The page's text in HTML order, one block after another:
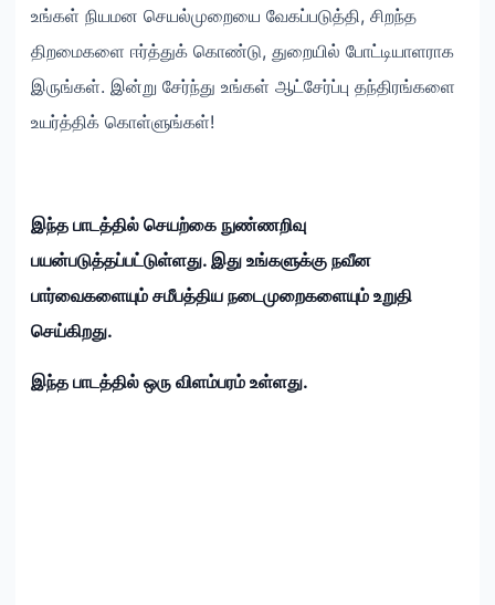
உங்கள் நியமன செயல்முறையை வேகப்படுத்தி, சிறந்த
திறமைகளை ஈர்த்துக் கொண்டு, துறையில் போட்டியாளராக
இருங்கள். இன்று சேர்ந்து உங்கள் ஆட்சேர்ப்பு தந்திரங்களை
உயர்த்திக் கொள்ளுங்கள்!
இந்த பாடத்தில் செயற்கை நுண்ணறிவு
பயன்படுத்தப்பட்டுள்ளது. இது உங்களுக்கு நவீன
பார்வைகளையும் சமீபத்திய நடைமுறைகளையும் உறுதி
செய்கிறது.
இந்த பாடத்தில் ஒரு விளம்பரம் உள்ளது.